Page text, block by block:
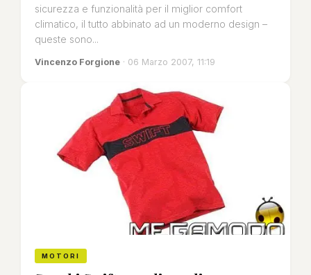
sicurezza e funzionalità per il miglior comfort
climatico, il tutto abbinato ad un moderno design –
queste sono...
Vincenzo Forgione · 06 Marzo 2007, 11:19
MOTORI